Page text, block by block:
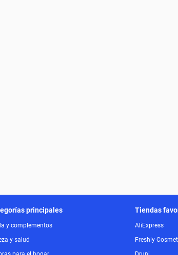
principales
y complementos
y salud
Tiendas
AliExpress
Freshly